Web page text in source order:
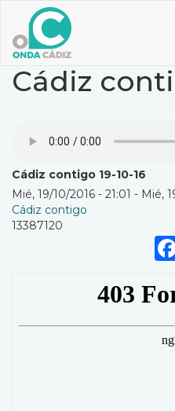
contenido
principal
Cádiz
Cádiz contigo 19-10-16
Mié, 19/10/2016 - 21:01 - Mié,
Cádiz contigo
13387120